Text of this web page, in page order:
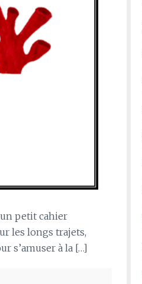
petit cahier
les longs trajets,
s’amuser à la […]